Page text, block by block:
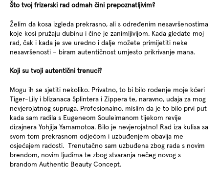
Što tvoj frizerski rad odmah čini prepoznatljivim?
Želim da kosa izgleda prekrasno, ali s određenim nesavršenostima
koje kosi pružaju dubinu i čine je zanimljivijom. Kada gledate moj
rad, čak i kada je sve uredno i dalje možete primijetiti neke
nesavršenosti – biram autentičnost umjesto prikrivanje mana.
Koji su tvoji autentični trenuci?
Mogu ih se sjetiti nekoliko. Privatno, to bi bilo rođenje moje kćeri
Tiger-Lily i blizanaca Splintera i Zippera te, naravno, udaja za mog
nevjerojatnog supruga. Profesionalno, mislim da je to bilo prvi put
kada sam radila s Eugeneom Souleimanom tijekom revije
dizajnera Yohjija Yamamotoa. Bilo je nevjerojatno! Rad iza kulisa sa
svom tom prekrasnom odjećom i uzbuđenjem obavija me
osjećajem radosti. Trenutačno sam uzbuđena zbog rada s novim
brendom, novim ljudima te zbog stvaranja nečeg novog s
brandom Authentic Beauty Concept.